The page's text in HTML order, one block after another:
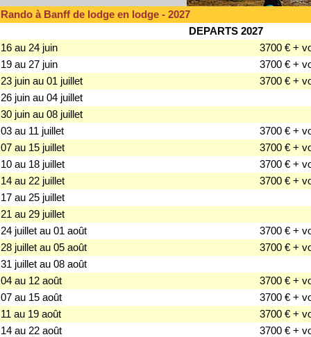
Rando à Banff de lodge en lodge - 2027
DEPARTS 2027
16 au 24 juin
3700 € +
19 au 27 juin
3700 € +
23 juin au 01 juillet
3700 € +
26 juin au 04 juillet
30 juin au 08 juillet
03 au 11 juillet
3700 € +
07 au 15 juillet
3700 € +
10 au 18 juillet
3700 € +
14 au 22 juillet
3700 € +
17 au 25 juillet
21 au 29 juillet
24 juillet au 01 août
3700 € +
28 juillet au 05 août
3700 € +
31 juillet au 08 août
04 au 12 août
3700 € +
07 au 15 août
3700 € +
11 au 19 août
3700 € +
14 au 22 août
3700 € +